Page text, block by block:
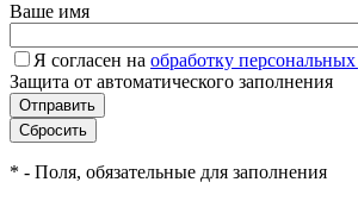
Ваше имя
Я согласен на обработку
Защита от автоматического заполнения
* - Поля, обязательные для заполнения